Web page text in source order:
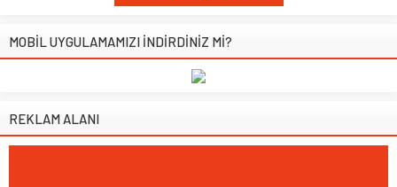
MOBİL UYGULAMAMIZI İNDİRDİNİZ Mİ?
REKLAM ALANI